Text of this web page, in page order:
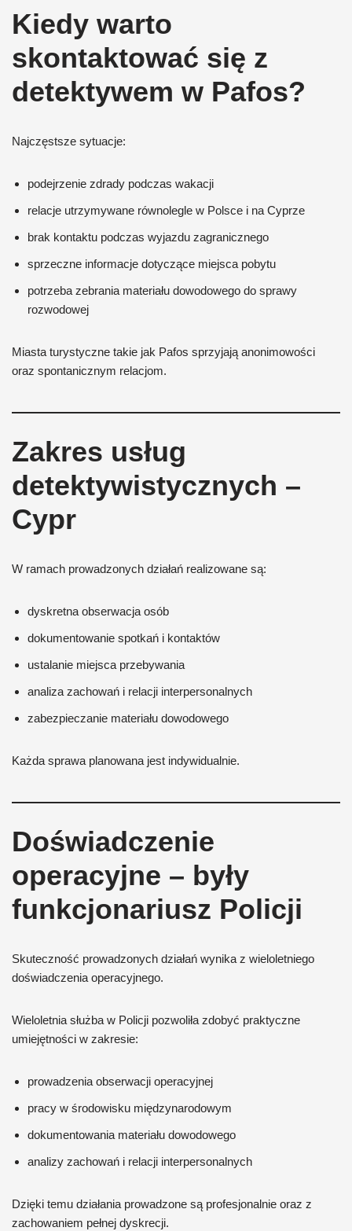
Kiedy warto
skontaktować się z
detektywem w Pafos?
Najczęstsze sytuacje:
podejrzenie zdrady podczas wakacji
relacje utrzymywane równolegle w Polsce i na Cyprze
brak kontaktu podczas wyjazdu zagranicznego
sprzeczne informacje dotyczące miejsca pobytu
potrzeba zebrania materiału dowodowego do sprawy
rozwodowej
Miasta turystyczne takie jak Pafos sprzyjają anonimowości
oraz spontanicznym relacjom.
Zakres usług
detektywistycznych –
Cypr
W ramach prowadzonych działań realizowane są:
dyskretna obserwacja osób
dokumentowanie spotkań i kontaktów
ustalanie miejsca przebywania
analiza zachowań i relacji interpersonalnych
zabezpieczanie materiału dowodowego
Każda sprawa planowana jest indywidualnie.
Doświadczenie
operacyjne – były
funkcjonariusz Policji
Skuteczność prowadzonych działań wynika z wieloletniego
doświadczenia operacyjnego.
Wieloletnia służba w Policji pozwoliła zdobyć praktyczne
umiejętności w zakresie:
prowadzenia obserwacji operacyjnej
pracy w środowisku międzynarodowym
dokumentowania materiału dowodowego
analizy zachowań i relacji interpersonalnych
Dzięki temu działania prowadzone są profesjonalnie oraz z
zachowaniem pełnej dyskrecji.